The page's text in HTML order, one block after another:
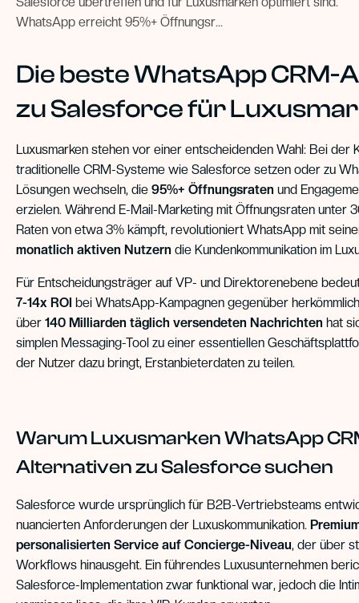
WhatsApp erreicht 95%+ Öffnungsr...
Die beste WhatsApp CRM-
zu Salesforce für
Luxusmarken stehen vor einer entscheidenden Wahl: Bei der
traditionelle CRM-Systeme wie Salesforce setzen oder zu
Lösungen wechseln, die 95%+ Öffnungsraten und
erzielen. Während E-Mail-Marketing mit Öffnungsraten unter
Raten von etwa 3% kämpft, revolutioniert WhatsApp mit
monatlich aktiven Nutzern die Kundenkommunikation im
Für Entscheidungsträger auf VP- und Direktorenebene
7-14x ROI bei WhatsApp-Kampagnen gegenüber
über 140 Milliarden täglich versendeten Nachrichten hat
simplen Messaging-Tool zu einer essentiellen
der Nutzer dazu bringt, Erstanbieterdaten zu teilen.
Warum Luxusmarken WhatsApp
Alternativen zu Salesforce suchen
Salesforce wurde ursprünglich für B2B-Vertriebsteams
nuancierten Anforderungen der Luxuskommunikation.
personalisierten Service auf Concierge-Niveau, der über
Workflows hinausgeht. Ein führendes Luxusunternehmen
Salesforce-Implementation zwar funktional war, jedoch die